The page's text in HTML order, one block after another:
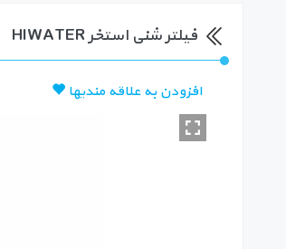
فیلتر شنی استخر HIWATER
افزودن به علاقه مندیها